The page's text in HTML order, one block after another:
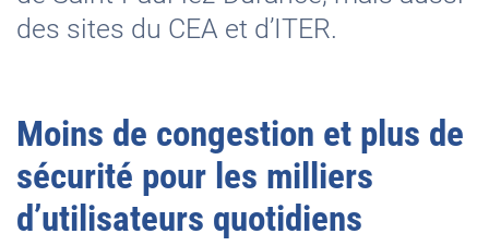
des sites du CEA et d’ITER.
Moins de congestion et plus de
sécurité pour les milliers
d’utilisateurs quotidiens